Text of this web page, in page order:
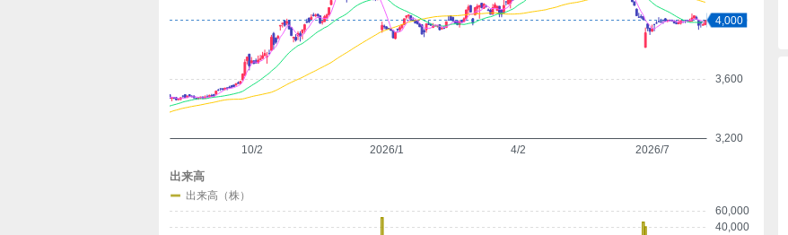
3,200
3,600
4,000
2026/1 2026/7
10/2 4/2
4,000
40,000
60,000
出来高
出来高（株）